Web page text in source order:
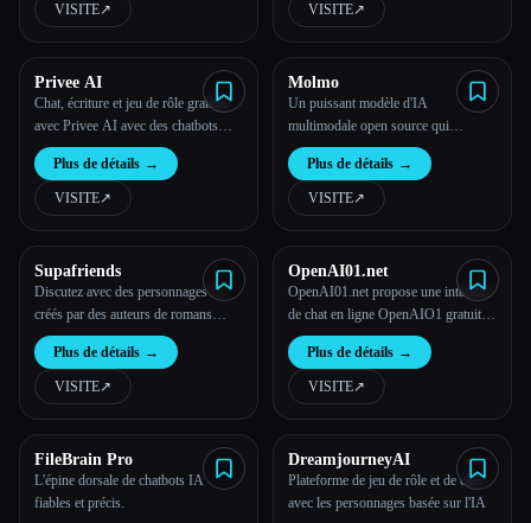
VISITE↗︎ VISITE↗︎
Privee AI
Chat, écriture et jeu de rôle gratuits
avec Privee AI avec des chatbots
dotés de personnages IA
Plus de détails →
VISITE↗︎
Molmo
Un puissant modèle d'IA
multimodale open source qui
révolutionne la compréhension
visuellePlus de détails →
VISITE↗︎
Supafriends
Discutez avec des personnages IA
créés par des auteurs de romans
d'amour pour établir des relations
virtuelles profondes.
Plus de détails →
VISITE↗︎
OpenAI01.net
OpenAI01.net propose une interface
de chat en ligne OpenAIO1 gratuite
et conviviale pour les conversations
basées sur l'IA.
Plus de détails →
VISITE↗︎
FileBrain Pro
L'épine dorsale de chatbots IA
fiables et précis.
DreamjourneyAI
Plateforme de jeu de rôle et de chat
avec les personnages basée sur l'IA